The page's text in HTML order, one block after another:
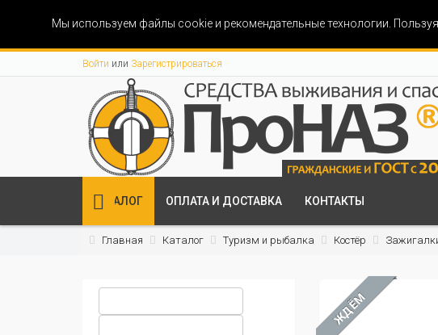
Мы используем файлы cookie и рекомендательные технологии.
Войти или Зарегистрироваться
КАТАЛОГ ОПЛАТА И ДОСТАВКА КОНТАКТЫ
Главная Каталог Туризм и рыбалка Костёр
ЖДЁМ